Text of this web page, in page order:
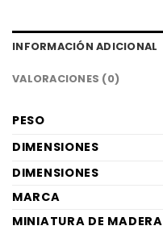
INFORMACIÓN ADICIONAL
VALORACIONES (0)
PESO
DIMENSIONES
DIMENSIONES
MARCA
MINIATURA DE MADERA